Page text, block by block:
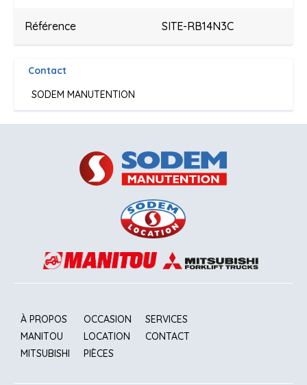
Référence SITE-RB14N3C
Contact
SODEM MANUTENTION
À PROPOS
MANITOU
MITSUBISHI
OCCASION
LOCATION
PIÈCES
SERVICES
CONTACT